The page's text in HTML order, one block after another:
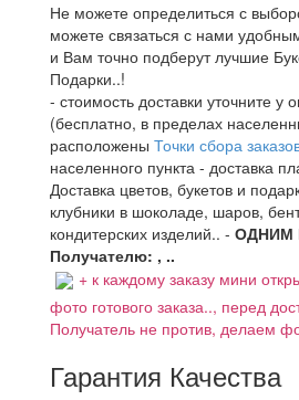
Не можете определиться с
можете связаться с нами
и Вам точно подберут лучшие
Подарки..!
- стоимость доставки уточните у
(бесплатно, в пределах
расположены Точки сбора
населенного пункта - доставка
Доставка цветов, букетов и
клубники в шоколаде, шаров,
кондитерских изделий.. - ОДНИМ
Получателю: , ..
+ к каждому заказу мини
фото готового заказа.., перед
Получатель не против, делаем
Гарантия Качества